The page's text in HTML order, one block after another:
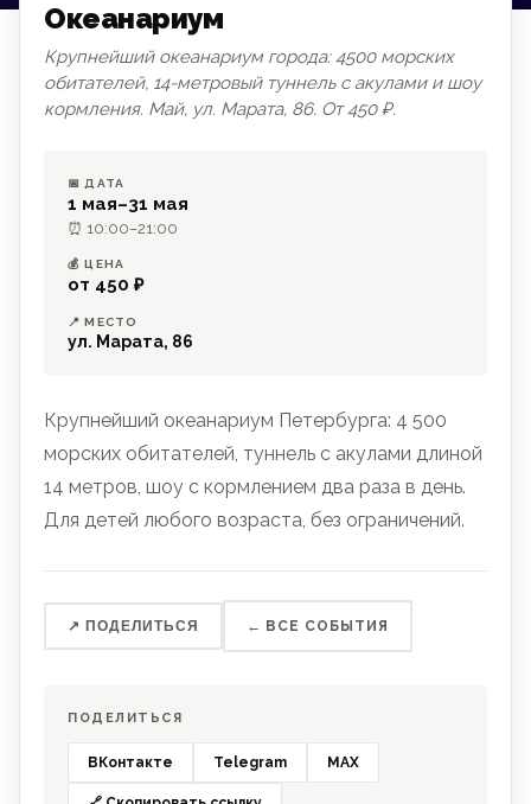
Океанариум
Крупнейший океанариум города: 4500 морских
обитателей, 14-метровый туннель с акулами и шоу
кормления. Май, ул. Марата, 86. От 450 ₽.
📅 ДАТА
1 мая–31 мая
⏰ 10:00–21:00
💰 ЦЕНА
от 450 ₽
📍 МЕСТО
ул. Марата, 86
Крупнейший океанариум Петербурга: 4 500
морских обитателей, туннель с акулами длиной
14 метров, шоу с кормлением два раза в день.
Для детей любого возраста, без ограничений.
↗ ПОДЕЛИТЬСЯ ← ВСЕ СОБЫТИЯ
ПОДЕЛИТЬСЯ
ВКонтакте Telegram MAX